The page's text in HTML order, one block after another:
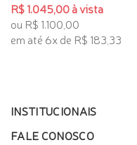
R$ 1.045,00 à vista
ou R$ 1.100,00
em até 6x de R$ 183,33
INSTITUCIONAIS
FALE CONOSCO